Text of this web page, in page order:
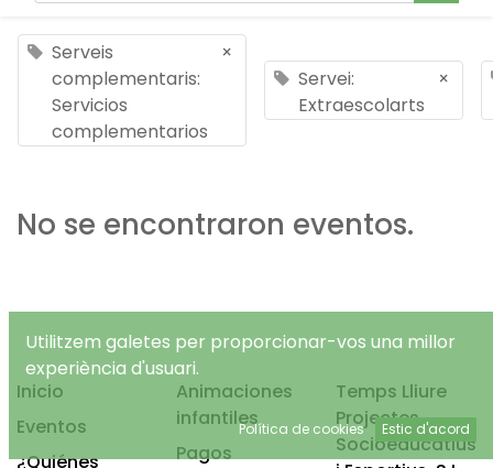
Serveis
complementaris:
Servicios
complementarios
×
Servei:
Extraescolarts
×
No se encontraron eventos.
Inicio
Eventos
¿Quiénes
Animaciones
infantiles
Pagos
Temps Lliure
Projectes
Socioeducatius
Utilitzem galetes per proporcionar-vos una millor
experiència d'usuari.
Política de cookies Estic d'acord